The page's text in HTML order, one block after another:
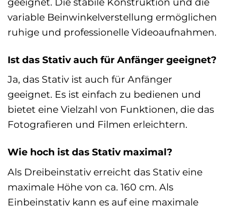
variable Beinwinkelverstellung ermöglichen
ruhige und professionelle Videoaufnahmen.
Ist das Stativ auch für Anfänger geeignet?
Ja, das Stativ ist auch für Anfänger
geeignet. Es ist einfach zu bedienen und
bietet eine Vielzahl von Funktionen, die das
Fotografieren und Filmen erleichtern.
Wie hoch ist das Stativ maximal?
Als Dreibeinstativ erreicht das Stativ eine
maximale Höhe von ca. 160 cm. Als
Einbeinstativ kann es auf eine maximale